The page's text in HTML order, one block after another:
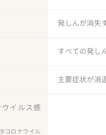
発しんが消失
すべての発し
主要症状が消
イルス感
コロナウイル